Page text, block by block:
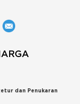
dan Penukaran